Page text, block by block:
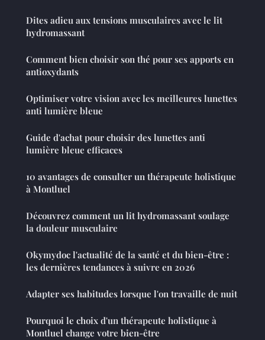
Dites adieu aux tensions musculaires avec le lit
hydromassant
Comment bien choisir son thé pour ses apports en
antioxydants
Optimiser votre vision avec les meilleures lunettes
anti lumière bleue
Guide d'achat pour choisir des lunettes anti
lumière bleue efficaces
10 avantages de consulter un thérapeute holistique
à Montluel
Découvrez comment un lit hydromassant soulage
la douleur musculaire
Okymydoc l'actualité de la santé et du bien-être :
les dernières tendances à suivre en 2026
Adapter ses habitudes lorsque l'on travaille de nuit
Pourquoi le choix d'un thérapeute holistique à
Montluel change votre bien-être